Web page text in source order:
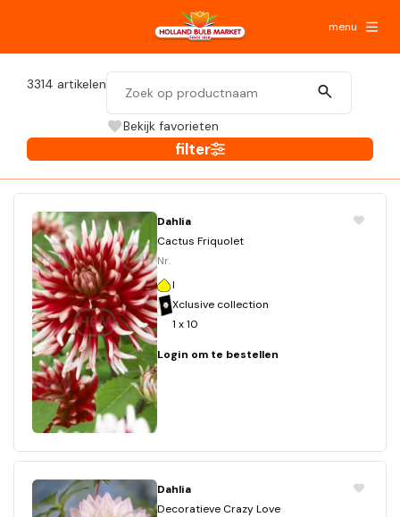
menu
3314 artikelen
Bekijk favorieten
filter
Dahlia
Cactus Friquolet
Nr.
I
Xclusive collection
1 x 10
Login om te bestellen
Dahlia
Decoratieve Crazy Love